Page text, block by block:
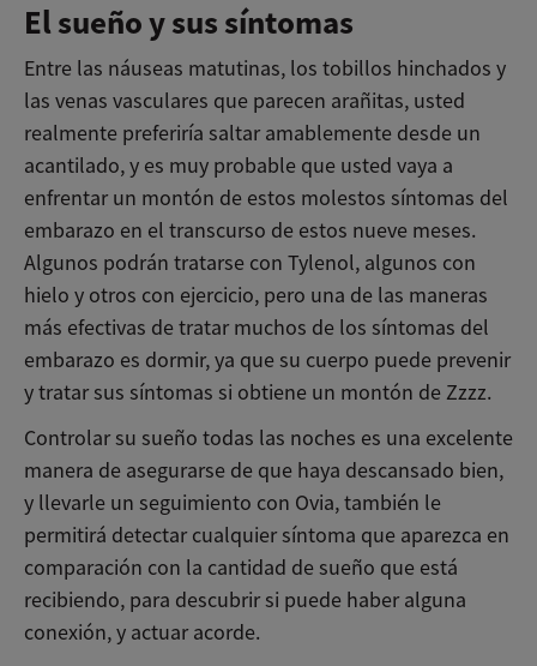
El sueño y sus síntomas
Entre las náuseas matutinas, los tobillos hinchados y
las venas vasculares que parecen arañitas, usted
realmente preferiría saltar amablemente desde un
acantilado, y es muy probable que usted vaya a
enfrentar un montón de estos molestos síntomas del
embarazo en el transcurso de estos nueve meses.
Algunos podrán tratarse con Tylenol, algunos con
hielo y otros con ejercicio, pero una de las maneras
más efectivas de tratar muchos de los síntomas del
embarazo es dormir, ya que su cuerpo puede prevenir
y tratar sus síntomas si obtiene un montón de Zzzz.
Controlar su sueño todas las noches es una excelente
manera de asegurarse de que haya descansado bien,
y llevarle un seguimiento con Ovia, también le
permitirá detectar cualquier síntoma que aparezca en
comparación con la cantidad de sueño que está
recibiendo, para descubrir si puede haber alguna
conexión, y actuar acorde.